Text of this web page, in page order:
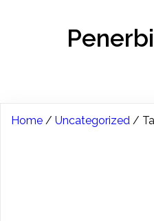
Home / Uncategorized /